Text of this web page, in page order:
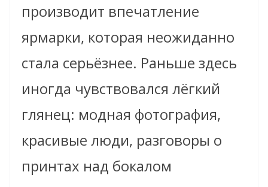
производит впечатление
ярмарки, которая неожиданно
стала серьёзнее. Раньше здесь
иногда чувствовался лёгкий
глянец: модная фотография,
красивые люди, разговоры о
принтах над бокалом